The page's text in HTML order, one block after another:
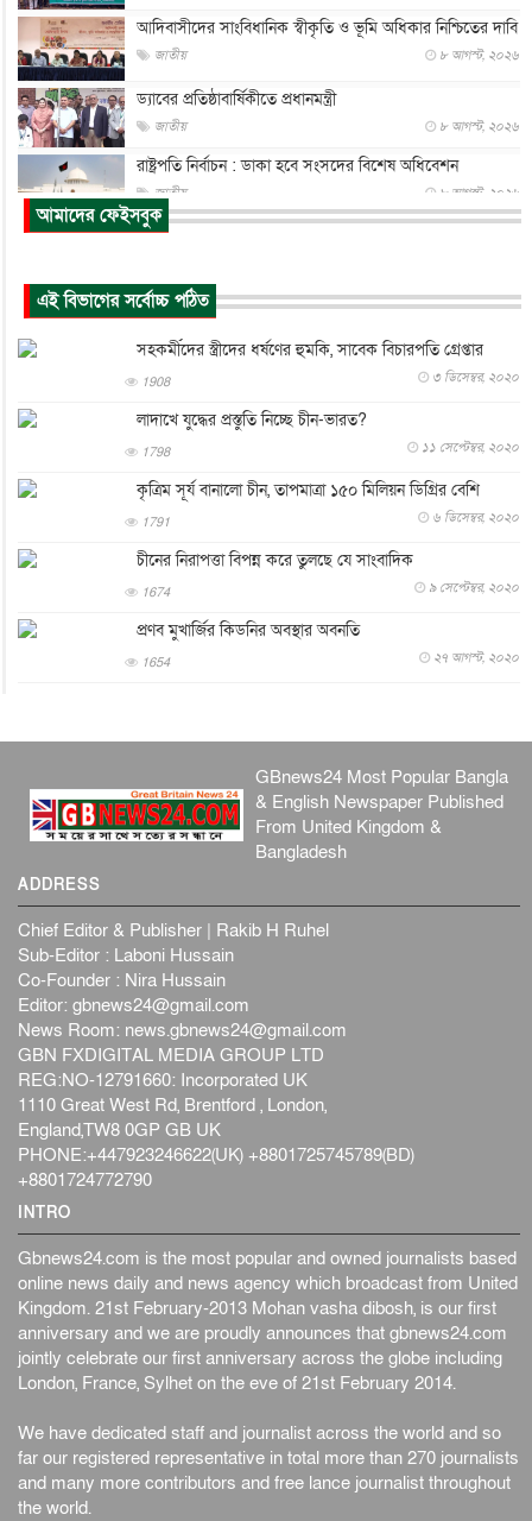
আদিবাসীদের সাংবিধানিক স্বীকৃতি ও ভূমি অধিকার নিশ্চিতের দাবি
জাতীয় ৮ আগস্ট, ২০২৬
ড্যাবের প্রতিষ্ঠাবার্ষিকীতে প্রধানমন্ত্রী
জাতীয় ৮ আগস্ট, ২০২৬
রাষ্ট্রপতি নির্বাচন : ডাকা হবে সংসদের বিশেষ অধিবেশন
জাতীয় ৮ আগস্ট, ২০২৬
প্রধানমন্ত্রীর সঙ্গে সাক্ষাতে খুদে শিল্পী অনুশ্রী রায়ের স্বপ...
পাকিস্তান-তুরস্কের সঙ্গে প্রতিরক্ষা চুক্তি সৌদি আরবকে কতটা ন...
আন্তর্জাতিক
যুক্তরাজ্যে গ্রুমিং কেলেঙ্কারি : পাকিস্তানির অপরাধে অস্বস্তি...
বিরোধ কাটিয়ে কূটনৈতিক সম্পর্ক পুনঃস্থাপন করছে মেক্সিকো ও
পের...
আন্তর্জাতিক ৮ আগস্ট, ২০২৬
বিনোদন
খেলাধুলা
ইসলাম ও জীবন ৭ আগস্ট, ২০২৬
সিলেটের কন্যা মোহিনী রশিদ এনওয়াইপিডির উচ্চপদস্থ কর্মকর্তা
আজ থেকে সবার জন্য উন্মুক্ত জুলাই স্মৃতি জাদুঘর
জাতীয়
ফের বন্যার আশঙ্কা, ১০ জেলায় সতর্কতা
জাতীয়
জুলাইয়ের কৃতিত্ব নেওয়ার জন্য সবাই প্রতিযোগিতায় নেমেছে :
স্বর...
জাতীয়
ফ্যাসিবাদবিরোধী আন্দোলনে হত্যাকাণ্ডের বিচার হবে স্বচ্ছ, নিরপ...
আমাদের ফেইসবুক
এই বিভাগের সর্বোচ্চ পঠিত
সহকর্মীদের স্ত্রীদের ধর্ষণের হুমকি, সাবেক বিচারপতি গ্রেপ্তার
1908 ৩ ডিসেম্বর, ২০২০
লাদাখে যুদ্ধের প্রস্তুতি নিচ্ছে চীন-ভারত?
1798 ১১ সেপ্টেম্বর, ২০২০
কৃত্রিম সূর্য বানালো চীন, তাপমাত্রা ১৫০ মিলিয়ন ডিগ্রির বেশি
1791 ৬ ডিসেম্বর, ২০২০
চীনের নিরাপত্তা বিপন্ন করে তুলছে যে সাংবাদিক
1674 ৯ সেপ্টেম্বর, ২০২০
প্রণব মুখার্জির কিডনির অবস্থার অবনতি
1654 ২৭ আগস্ট, ২০২০
GBnews24 Most Popular Bangla
& English Newspaper Published
From United Kingdom &
Bangladesh
ADDRESS
Chief Editor & Publisher | Rakib H Ruhel
Sub-Editor : Laboni Hussain
Co-Founder : Nira Hussain
Editor: gbnews24@gmail.com
News Room: news.gbnews24@gmail.com
GBN FXDIGITAL MEDIA GROUP LTD
REG:NO-12791660: Incorporated UK
1110 Great West Rd, Brentford , London,
England,TW8 0GP GB UK
PHONE:+447923246622(UK) +8801725745789(BD)
+8801724772790
INTRO
Gbnews24.com is the most popular and owned journalists based
online news daily and news agency which broadcast from United
Kingdom. 21st February-2013 Mohan vasha dibosh, is our first
anniversary and we are proudly announces that gbnews24.com
jointly celebrate our first anniversary across the globe including
London, France, Sylhet on the eve of 21st February 2014.
We have dedicated staff and journalist across the world and so
far our registered representative in total more than 270 journalists
and many more contributors and free lance journalist throughout
the world.